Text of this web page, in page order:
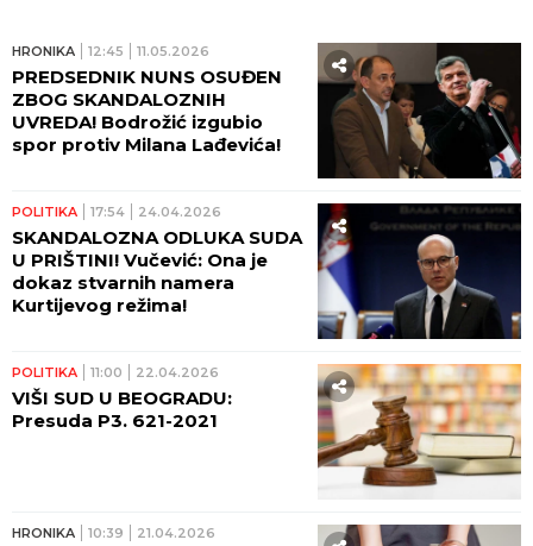
HRONIKA 12:45 11.05.2026
PREDSEDNIK NUNS OSUĐEN
ZBOG SKANDALOZNIH
UVREDA! Bodrožić izgubio
spor protiv Milana Lađevića!
POLITIKA 17:54 24.04.2026
SKANDALOZNA ODLUKA SUDA
U PRIŠTINI! Vučević: Ona je
dokaz stvarnih namera
Kurtijevog režima!
POLITIKA 11:00 22.04.2026
VIŠI SUD U BEOGRADU:
Presuda P3. 621-2021
HRONIKA 10:39 21.04.2026